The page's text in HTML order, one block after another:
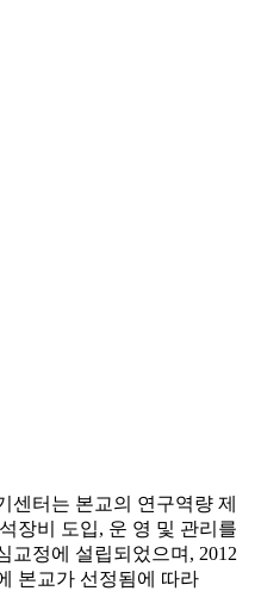
센터는 본교의 연구역량 제
장비 도입, 운 영 및 관리를
교정에 설립되었으며, 2012
본교가 선정됨에 따라